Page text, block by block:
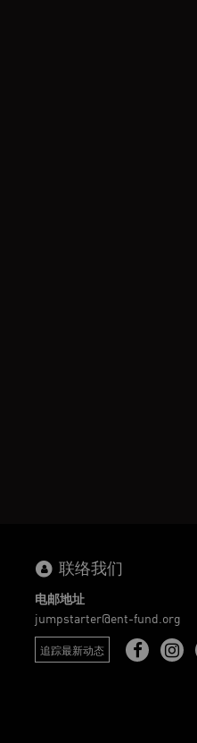
联络我们
电邮地址
jumpstarter@ent-fund.org
追踪最新动态